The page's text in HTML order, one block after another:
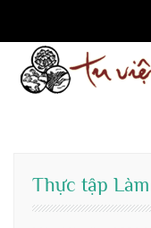
content
Thực tập